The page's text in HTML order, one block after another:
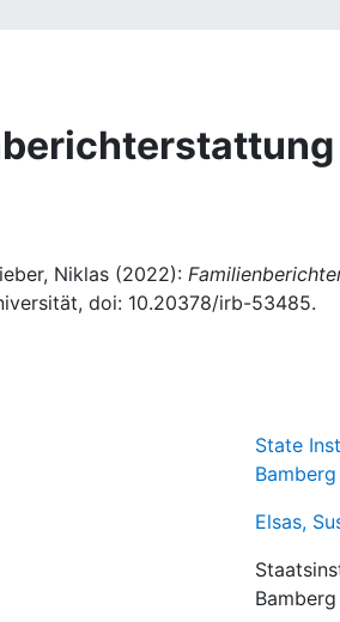
Niklas (2022):
doi: 10.20378/irb-53485.
State
Elsas,